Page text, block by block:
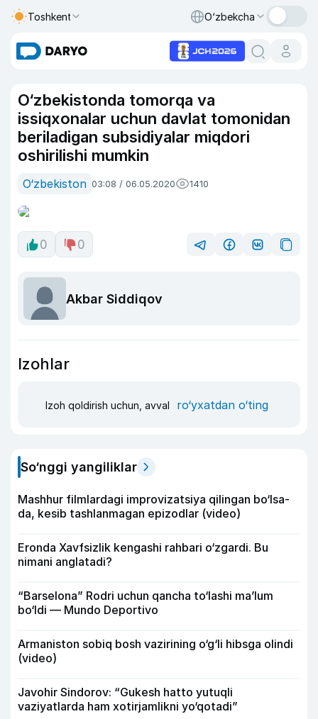
Toshkent O‘zbekcha
O‘zbekistonda tomorqa va
issiqxonalar uchun davlat tomonidan
beriladigan subsidiyalar miqdori
oshirilishi mumkin
O‘zbekiston 03:08 / 06.05.2020 1410
0 0
Akbar Siddiqov
Izohlar
Izoh qoldirish uchun, avval ro‘yxatdan o‘ting
So‘nggi yangiliklar
Mashhur filmlardagi improvizatsiya qilingan bo‘lsa-
da, kesib tashlanmagan epizodlar (video)
Eronda Xavfsizlik kengashi rahbari o‘zgardi. Bu
nimani anglatadi?
“Barselona” Rodri uchun qancha to‘lashi ma’lum
bo‘ldi — Mundo Deportivo
Armaniston sobiq bosh vazirining o‘g‘li hibsga olindi
(video)
Javohir Sindorov: “Gukesh hatto yutuqli
vaziyatlarda ham xotirjamlikni yo‘qotadi”